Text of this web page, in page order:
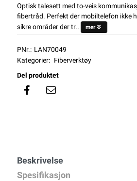
Optisk talesett med to-veis
fibertråd. Perfekt der mobiltelefon ikke
sikre områder der tr..
mer
PNr.: LAN70049
Kategorier: Fiberverktøy
Del produktet
Beskrivelse
Spesifikasjon